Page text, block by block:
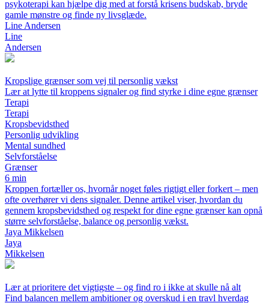
psykoterapi kan hjælpe dig med at forstå krisens budskab, bryde
gamle mønstre og finde ny livsglæde.
Line Andersen
Line
Andersen
Kropslige grænser som vej til personlig vækst
Lær at lytte til kroppens signaler og find styrke i dine egne grænser
Terapi
Terapi
Kropsbevidsthed
Personlig udvikling
Mental sundhed
Selvforståelse
Grænser
6 min
Kroppen fortæller os, hvornår noget føles rigtigt eller forkert – men
ofte overhører vi dens signaler. Denne artikel viser, hvordan du
gennem kropsbevidsthed og respekt for dine egne grænser kan opnå
større selvforståelse, balance og personlig vækst.
Jaya Mikkelsen
Jaya
Mikkelsen
Lær at prioritere det vigtigste – og find ro i ikke at skulle nå alt
Find balancen mellem ambitioner og overskud i en travl hverdag